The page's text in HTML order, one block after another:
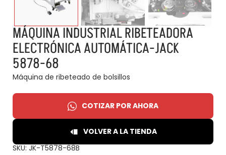
MÁQUINA INDUSTRIAL RIBETEADORA
ELECTRÓNICA AUTOMÁTICA-JACK
5878-68
Máquina de ribeteado de bolsillos
COTIZAR POR AHORA
VOLVER A LA TIENDA
SKU: JK-T5878-68B